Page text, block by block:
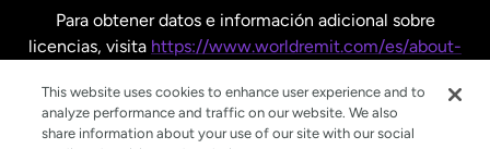
Para obtener datos e información adicional sobre
licencias, visita https://www.worldremit.com/es/about-
This website uses cookies to enhance user experience and to
analyze performance and traffic on our website. We also
share information about your use of our site with our social